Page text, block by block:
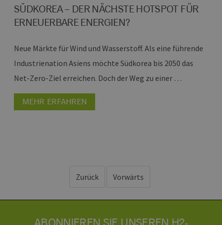
SÜDKOREA – DER NÄCHSTE HOTSPOT FÜR
ERNEUERBARE ENERGIEN?
Neue Märkte für Wind und Wasserstoff. Als eine führende
Industrienation Asiens möchte Südkorea bis 2050 das
Net-Zero-Ziel erreichen. Doch der Weg zu einer …
MEHR ERFAHREN
Zurück Vorwärts
ABONNIEREN SIE UNSEREN H2-